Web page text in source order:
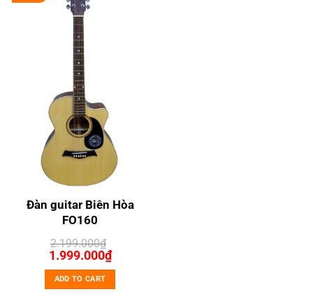
Đàn guitar Biên Hòa
FO160
2.199.000₫
Original
price
was:
2.199.000₫.
1.999.000₫Current
price
1.999.000₫.
ADD TO CART